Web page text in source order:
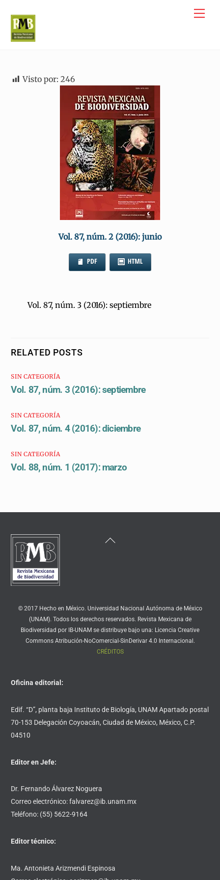
content
Visto por: 246
Vol. 87, núm. 2 (2016): junio
PDF HTML
Vol. 87, núm. 3 (2016): septiembre
RELATED POSTS
SIN CATEGORÍA
Vol. 87, núm. 3 (2016): septiembre
SIN CATEGORÍA
Vol. 87, núm. 4 (2016): diciembre
SIN CATEGORÍA
Vol. 88, núm. 1 (2017): marzo
Back
© 2017 Hecho en México. Universidad Nacional Autónoma de México
(UNAM). Todos los derechos reservados. Revista Mexicana de
Biodiversidad por IB-UNAM se distribuye bajo una: Licencia Creative
Commons Atribución-NoComercial-SinDerivar 4.0 Internacional.
CRÉDITOS
Oficina editorial:
Edif. “D”, planta baja Instituto de Biología, UNAM Apartado postal
70-153 Delegación Coyoacán, Ciudad de México, México, C.P.
04510
Editor en Jefe:
Dr. Fernando Álvarez Noguera
Correo electrónico: falvarez@ib.unam.mx
Teléfono: (55) 5622-9164
Editor técnico:
Ma. Antonieta Arizmendi Espinosa